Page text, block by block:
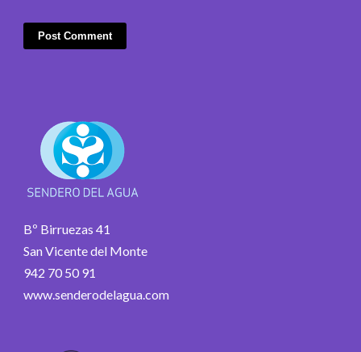
Bº Birruezas 41
San Vicente del Monte
942 70 50 91
www.senderodelagua.com